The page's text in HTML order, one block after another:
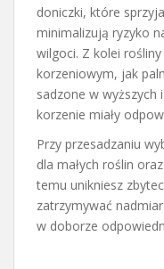
doniczki, które
minimalizują ryzyko
wilgoci. Z kolei
korzeniowym, jak
sadzone w wyższych
korzenie miały
Przy przesadzaniu
dla małych roślin
temu unikniesz
zatrzymywać
w doborze